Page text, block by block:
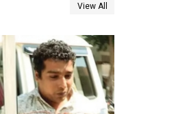
View All